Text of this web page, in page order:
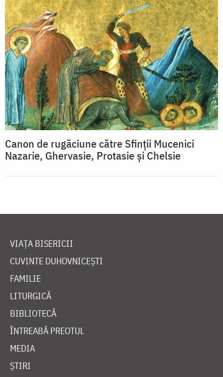
Canon de rugăciune către Sfinţii Mucenici
Nazarie, Ghervasie, Protasie şi Chelsie
VIAȚA BISERICII
CUVINTE DUHOVNICEȘTI
FAMILIE
LITURGICĂ
BIBLIOTECĂ
ÎNTREABĂ PREOTUL
MEDIA
ȘTIRI